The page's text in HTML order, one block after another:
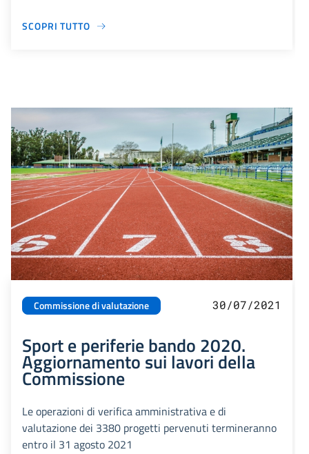
SCOPRI TUTTO
Commissione di valutazione 30/07/2021
Sport e periferie bando 2020.
Aggiornamento sui lavori della
Commissione
Le operazioni di verifica amministrativa e di
valutazione dei 3380 progetti pervenuti termineranno
entro il 31 agosto 2021